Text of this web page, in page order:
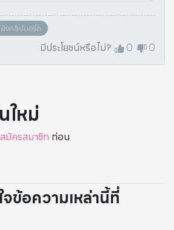
งคลิปบอร์ด
มีประโยชน์หรือไม่? 0 0
ใหม่
สมัครสมาชิก ก่อน
ข้อความเหล่านี้ที่